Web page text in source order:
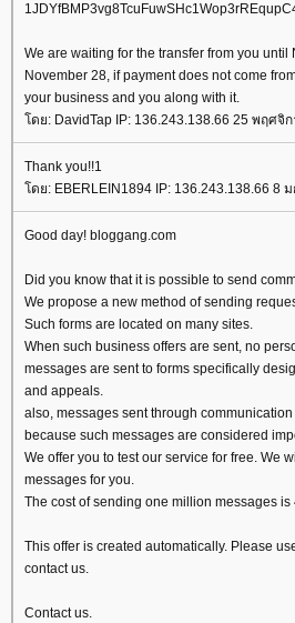
We are waiting for the transfer from you
November 28, if payment does not come
your business and you along with it.
ดย: DavidTap IP: 136.243.138.66 25 พฤศจิ
Thank you!!1
ดย: EBERLEIN1894 IP: 136.243.138.66 8
Good day! bloggang.com
Did you know that it is possible to send
We propose a new method of sending
Such forms are located on many sites.
When such business offers are sent, no
messages are sent to forms specifically
and appeals.
also, messages sent through
because such messages are considered
We offer you to test our service for free. We
messages for you.
The cost of sending one million messages is
This offer is created automatically. Please
contact us.
Contact us.